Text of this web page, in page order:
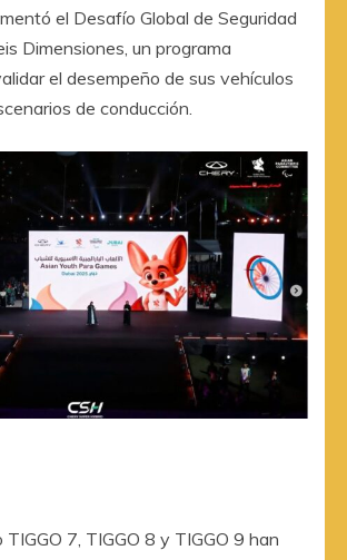
el Desafío Global de Seguridad
Dimensiones, un programa
el desempeño de sus vehículos
de conducción.
7, TIGGO 8 y TIGGO 9 han